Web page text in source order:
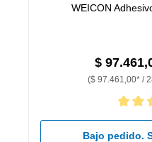
WEICON
$
($ 97.461,00* /
Calificación promedio
Bajo pedido.